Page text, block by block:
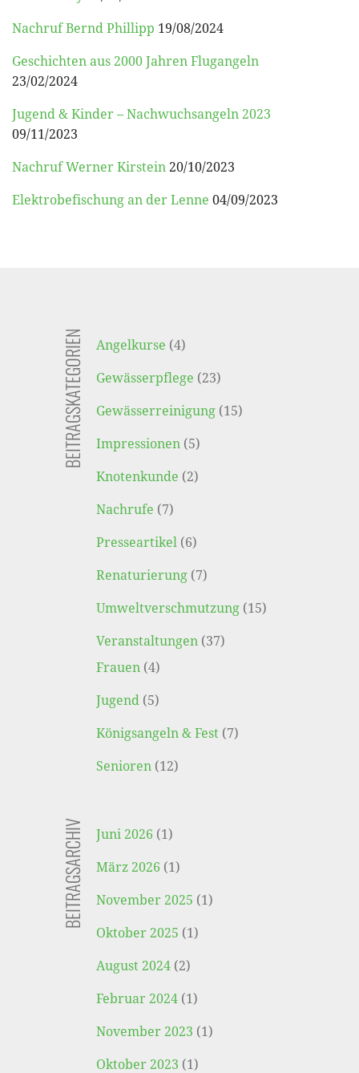
Nachruf Bernd Phillipp 19/08/2024
Geschichten aus 2000 Jahren Flugangeln
23/02/2024
Jugend & Kinder – Nachwuchsangeln 2023
09/11/2023
Nachruf Werner Kirstein 20/10/2023
Elektrobefischung an der Lenne 04/09/2023
BEITRAGSKATEGORIEN Angelkurse (4)
Gewässerpflege (23)
Gewässerreinigung (15)
Impressionen (5)
Knotenkunde (2)
Nachrufe (7)
Presseartikel (6)
Renaturierung (7)
Umweltverschmutzung (15)
Veranstaltungen (37)
Frauen (4)
Jugend (5)
Königsangeln & Fest (7)
Senioren (12)
BEITRAGSARCHIV Juni 2026 (1)
März 2026 (1)
November 2025 (1)
Oktober 2025 (1)
August 2024 (2)
Februar 2024 (1)
November 2023 (1)
Oktober 2023 (1)